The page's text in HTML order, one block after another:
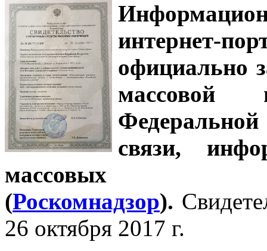
интернет-
официально
связи,
массовых
(Роскомнадзор).
26 октября 2017 г.